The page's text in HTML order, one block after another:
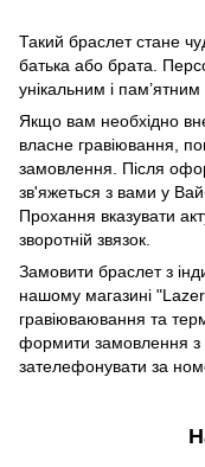
Такий браслет стане
батька або брата.
унікальним і
Якщо вам необхідно
власне гравіювання,
замовлення. Після
зв'яжеться з вами у
Прохання вказувати
зворотній звязок.
Замовити браслет з
нашому магазині
гравіюваювання та
формити замовлення з
зателефонувати за